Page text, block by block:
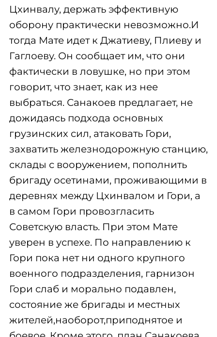
Цхинвалу, держать эффективную
оборону практически невозможно.И
тогда Мате идет к Джатиеву, Плиеву и
Гаглоеву. Он сообщает им, что они
фактически в ловушке, но при этом
говорит, что знает, как из нее
выбраться. Санакоев предлагает, не
дожидаясь подхода основных
грузинских сил, атаковать Гори,
захватить железнодорожную станцию,
склады с вооружением, пополнить
бригаду осетинами, проживающими в
деревнях между Цхинвалом и Гори, а
в самом Гори провозгласить
Советскую власть. При этом Мате
уверен в успехе. По направлению к
Гори пока нет ни одного крупного
военного подразделения, гарнизон
Гори слаб и морально подавлен,
состояние же бригады и местных
жителей,наоборот,приподнятое и